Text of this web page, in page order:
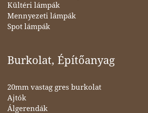
Kültéri lámpák
Mennyezeti lámpák
Spot lámpák
Burkolat, Építőanyag
20mm vastag gres burkolat
Ajtók
Álgerendák